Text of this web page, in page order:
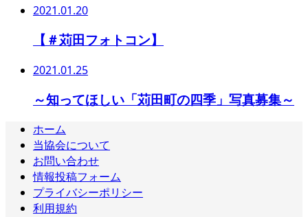
2021.01.20
【＃苅田フォトコン】
2021.01.25
～知ってほしい「苅田町の四季」写真募集～
ホーム
当協会について
お問い合わせ
情報投稿フォーム
プライバシーポリシー
利用規約